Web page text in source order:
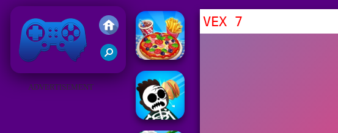
Juegos Friv 2019
ADVERTISEMENT
VEX 7